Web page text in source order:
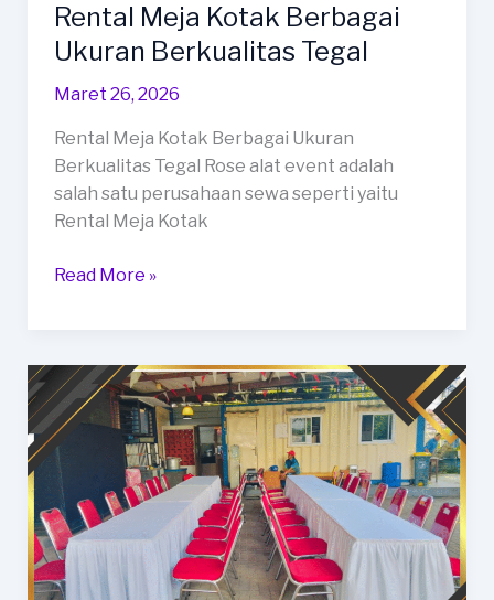
Rental Meja Kotak Berbagai
Ukuran Berkualitas Tegal
Maret 26, 2026
Rental Meja Kotak Berbagai Ukuran
Berkualitas Tegal Rose alat event adalah
salah satu perusahaan sewa seperti yaitu
Rental Meja Kotak
Rental
Ukuran
Berkualitas
Tegal
Read More »